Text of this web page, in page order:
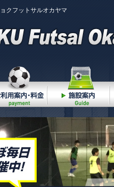
クフットサルオカヤマ
ス ご利用案内・料金